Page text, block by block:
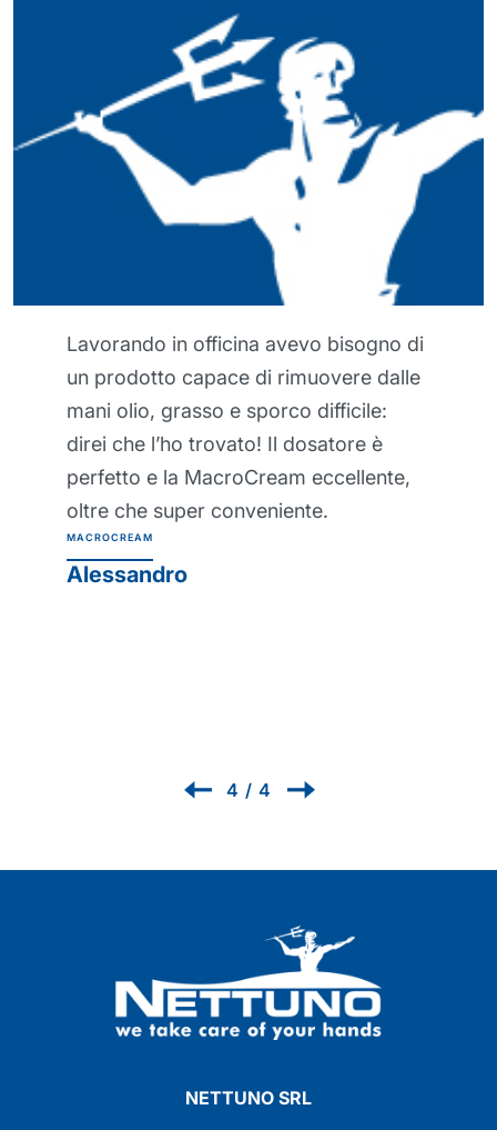
Lavorando in officina avevo bisogno di
un prodotto capace di rimuovere dalle
mani olio, grasso e sporco difficile:
direi che l’ho trovato! Il dosatore è
perfetto e la MacroCream eccellente,
oltre che super conveniente.
MACROCREAM
Alessandro
1/ 4
NETTUNO SRL